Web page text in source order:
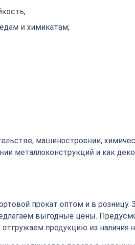
и химикатам;
машиностроении,
металлоконструкций и как
прокат оптом и в розницу.
выгодные цены.
продукцию из наличия